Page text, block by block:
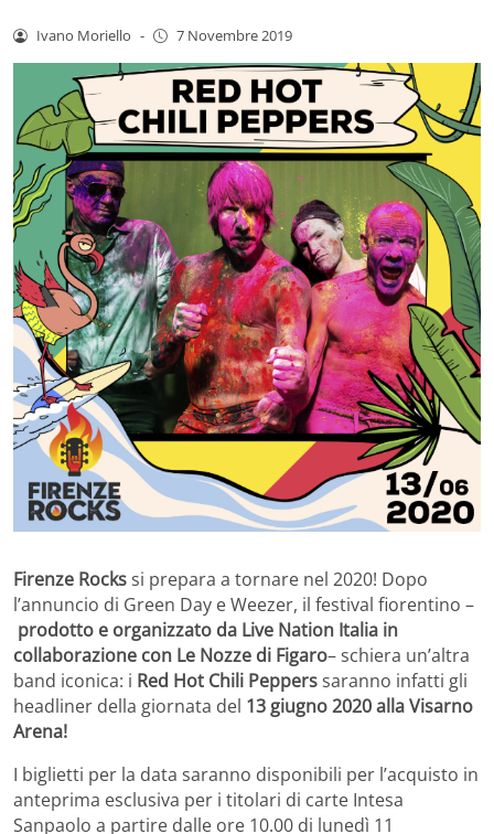
Ivano Moriello - 7 Novembre 2019
Firenze Rockssi prepara a tornare nel 2020! Dopo
l’annuncio di Green Day e Weezer, il festival fiorentino –
prodotto e organizzato da Live Nation Italia in
collaborazione con Le Nozze di Figaro– schiera un’altra
band iconica: i Red Hot Chili Pepperssaranno infatti gli
headliner della giornata del 13 giugno 2020 alla Visarno
Arena!
I biglietti per la data saranno disponibili per l’acquisto in
anteprima esclusiva per i titolari di carte Intesa
Sanpaolo a partire dalle ore 10.00 di lunedì 11